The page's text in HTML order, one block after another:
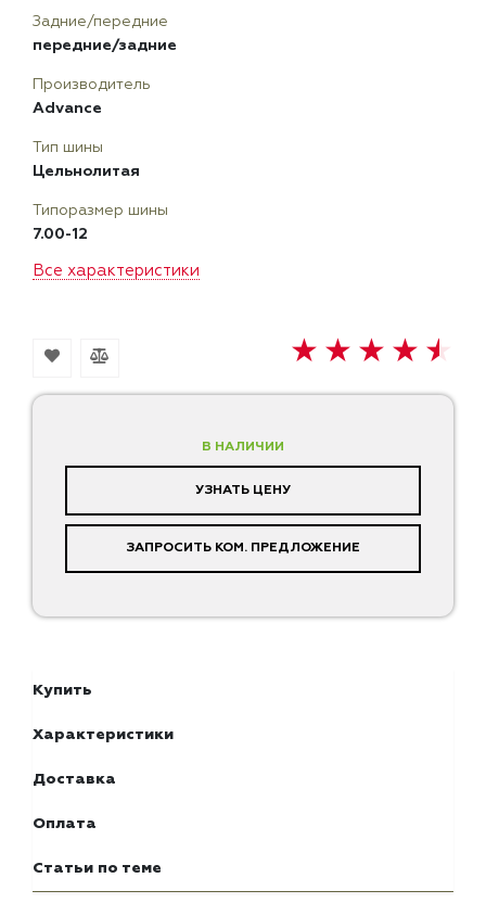
В НАЛИЧИИ
УЗНАТЬ ЦЕНУ
ЗАПРОСИТЬ КОМ. ПРЕДЛОЖЕНИЕ
Все характеристики
Задние/передние
передние/задние
Производитель
Advance
Тип шины
Цельнолитая
Типоразмер шины
7.00-12
Купить
Характеристики
Доставка
Оплата
Статьи по теме